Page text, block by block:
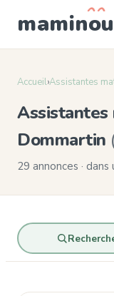
maminou
Accueil›Assistantes
Dommartin
29 annonces ·